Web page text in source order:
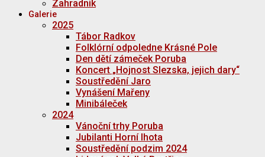
Zahradnik
Galerie
2025
Tábor Radkov
Folklórní odpoledne Krásné Pole
Den dětí zámeček Poruba
Koncert „Hojnost Slezska, jejich dary“
Soustředění Jaro
Vynášení Mařeny
Minibáleček
2024
Vánoční trhy Poruba
Jubilanti Horní lhota
Soustředění podzim 2024